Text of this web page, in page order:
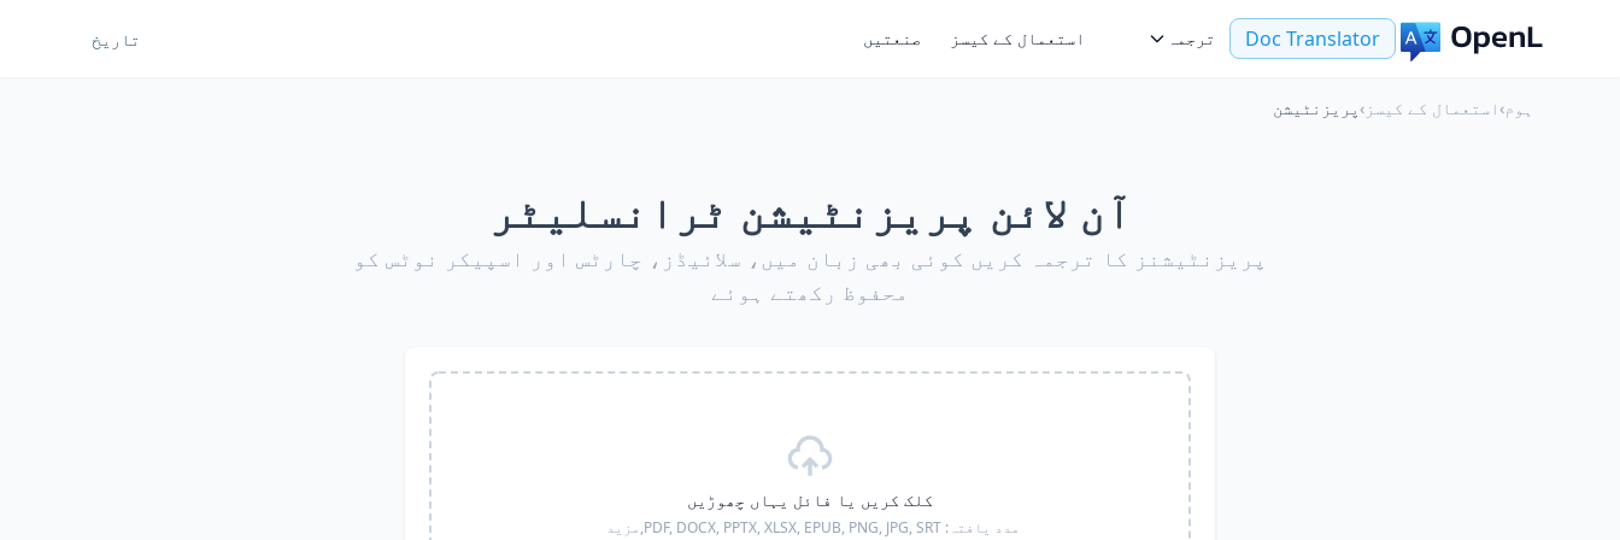
Doc Translator ترجمہ استعمال کے کیسز صنعتیں تاریخ
ہوم›استعمال کے کیسز ›پریزنٹیشن
آن لائن پریزنٹیشن ٹرانسلیٹر
پریزنٹیشنز کا ترجمہ کریں کوئی بھی زبان میں، سلائیڈز، چارٹس اور اسپیکر نوٹس کو
محفوظ رکھتے ہوئے
کلک کریں یا فائل یہاں چھوڑیں
مدد یافتہ:PDF, DOCX, PPTX, XLSX, EPUB, PNG, JPG, SRT, مزید